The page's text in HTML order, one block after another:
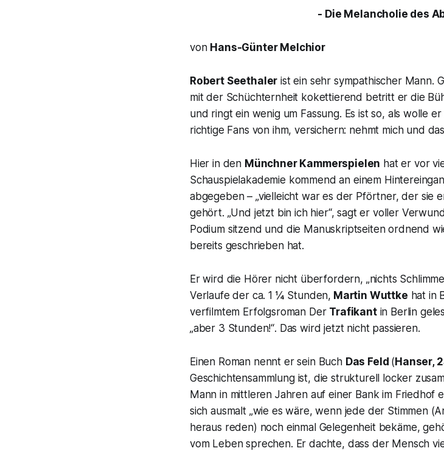
- Die Melancholie des
von Hans-Günter Melchior
Robert Seethaler ist ein sehr sympathischer Mann.
mit der Schüchternheit kokettierend betritt er die
und ringt ein wenig um Fassung. Es ist so, als wolle
richtige Fans von ihm, versichern: nehmt mich und
Hier in den Münchner Kammerspielen hat er vor
Schauspielakademie kommend an einem
abgegeben – „vielleicht war es der Pförtner, der sie
gehört. „Und jetzt bin ich hier“, sagt er voller
Podium sitzend und die Manuskriptseiten ordnend
bereits geschrieben hat.
Er wird die Hörer nicht überfordern, „nichts
Verlaufe der ca. 1 ¼ Stunden, Martin Wuttke hat in
verfilmtem Erfolgsroman Der Trafikant in Berlin
„aber 3 Stunden!“. Das wird jetzt nicht passieren.
Einen Roman nennt er sein Buch Das Feld ( Hanser,
Geschichtensammlung ist, die strukturell locker
Mann in mittleren Jahren auf einer Bank im Friedhof
sich ausmalt „wie es wäre, wenn jede der Stimmen
heraus reden) noch einmal Gelegenheit bekäme,
vom Leben sprechen. Er dachte, dass der Mensch